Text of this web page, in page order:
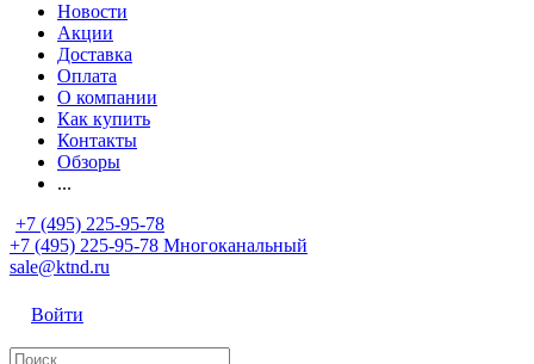
Новости
Акции
Доставка
Оплата
О компании
Как купить
Контакты
Обзоры
...
+7 (495) 225-95-78
+7 (495) 225-95-78 Многоканальный
sale@ktnd.ru
Войти